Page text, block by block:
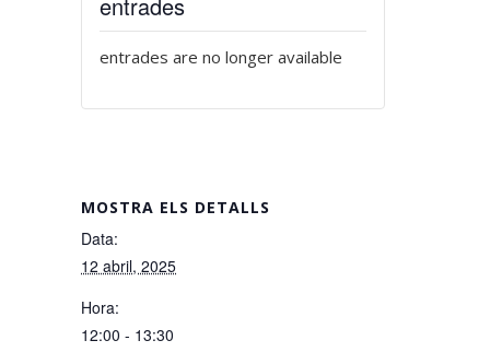
MOSTRA ELS DETALLS
Data:
12 abril, 2025
Hora:
12:00 - 13:30
entrades are no longer available